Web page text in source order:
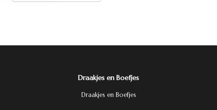
Draakjes en Boefjes
Draakjes en Boefjes